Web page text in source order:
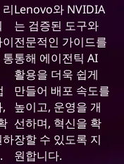
하
Lenovo와 NVIDIA
는 검증된 도구와
전문적인 가이드를
통해 에이전틱 AI
활용을 더욱 쉽게
만들어 배포 속도를
높이고, 운영을 개
선하며, 혁신을 확
장할 수 있도록 지
원합니다.